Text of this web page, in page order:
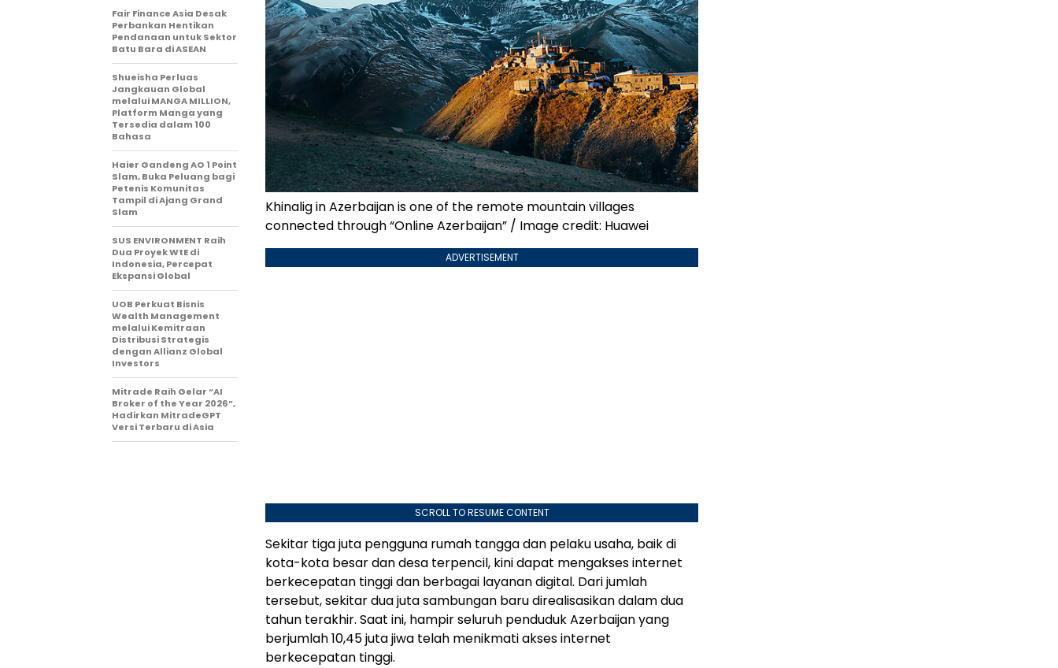
Khinalig in Azerbaijan is one of the remote mountain villages
connected through “Online Azerbaijan” / Image credit: Huawei
ADVERTISEMENT
SCROLL TO RESUME CONTENT
Sekitar tiga juta pengguna rumah tangga dan pelaku usaha, baik di
kota-kota besar dan desa terpencil, kini dapat mengakses internet
berkecepatan tinggi dan berbagai layanan digital. Dari jumlah
tersebut, sekitar dua juta sambungan baru direalisasikan dalam dua
tahun terakhir. Saat ini, hampir seluruh penduduk Azerbaijan yang
berjumlah 10,45 juta jiwa telah menikmati akses internet
berkecepatan tinggi.
Fair Finance Asia Desak
Perbankan Hentikan
Pendanaan untuk Sektor
Batu Bara di ASEAN
Shueisha Perluas
Jangkauan Global
melalui MANGA MILLION,
Platform Manga yang
Tersedia dalam 100
Bahasa
Haier Gandeng AO 1 Point
Slam, Buka Peluang bagi
Petenis Komunitas
Tampil di Ajang Grand
Slam
SUS ENVIRONMENT Raih
Dua Proyek WtE di
Indonesia, Percepat
Ekspansi Global
UOB Perkuat Bisnis
Wealth Management
melalui Kemitraan
Distribusi Strategis
dengan Allianz Global
Investors
Mitrade Raih Gelar “AI
Broker of the Year 2026”,
Hadirkan MitradeGPT
Versi Terbaru di Asia